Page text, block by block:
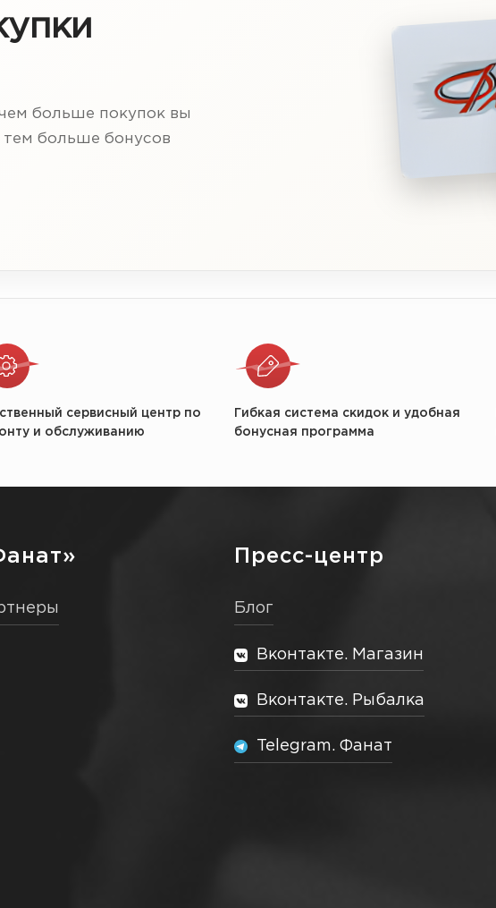
больше покупок вы
больше бонусов
сервисный центр по
и обслуживанию
Гибкая система скидок и удобная
бонусная программа
Пресс-центр
Блог
Вконтакте. Магазин
Вконтакте. Рыбалка
Telegram. Фанат